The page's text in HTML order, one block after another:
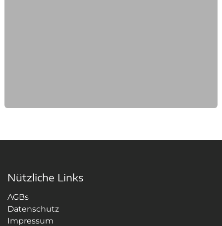
Nützliche Links
AGBs
Datenschutz
Impressum